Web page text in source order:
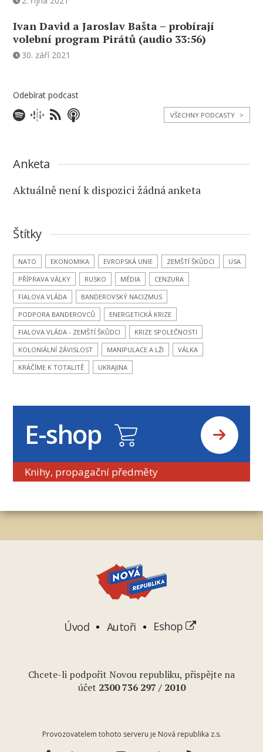
Ivan David a Jaroslav Bašta – probírají
volební program Pirátů (audio 33:56)
30. září 2021
Odebírat podcast
VŠECHNY PODCASTY >
Anketa
Aktuálně není k dispozici žádná anketa
Štítky
NATO EKONOMIKA EVROPSKÁ UNIE ZEMŠTÍ ŠKŮDCI
USA
PŘÍPRAVA VÁLKY
RUSKO MÉDIA
CENZURA
FIALOVA VLÁDA
BANDEROVSKÝ NACIZMUS
PODPORA BANDEROVCŮ
ENERGETICKÁ KRIZE
FIALOVA VLÁDA - ZEMŠTÍ ŠKŮDCI
KRIZE SPOLEČNOSTI
KOLONIÁLNÍ ZÁVISLOST
MANIPULACE A LŽI
VÁLKA
KRÁČÍME K TOTALITĚ
UKRAJINA
E-shop
Knihy, propagační předměty
Úvod Autoři Eshop
Chcete-li podpořit Novou republiku, přispějte na
účet 2300 736 297 / 2010
Provozovatelem tohoto serveru je Nová republika z.s.